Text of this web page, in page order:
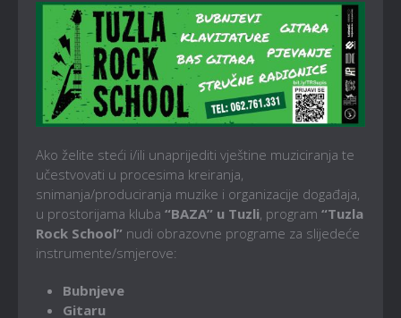
Ako želite steći i/ili unaprijediti vještine muziciranja te
učestvovati u procesima kreiranja,
snimanja/produciranja muzike i organizacije događaja,
u prostorijama kluba “BAZA” u Tuzli, program “Tuzla
Rock School” nudi obrazovne programe za slijedeće
instrumente/smjerove:
Bubnjeve
Gitaru